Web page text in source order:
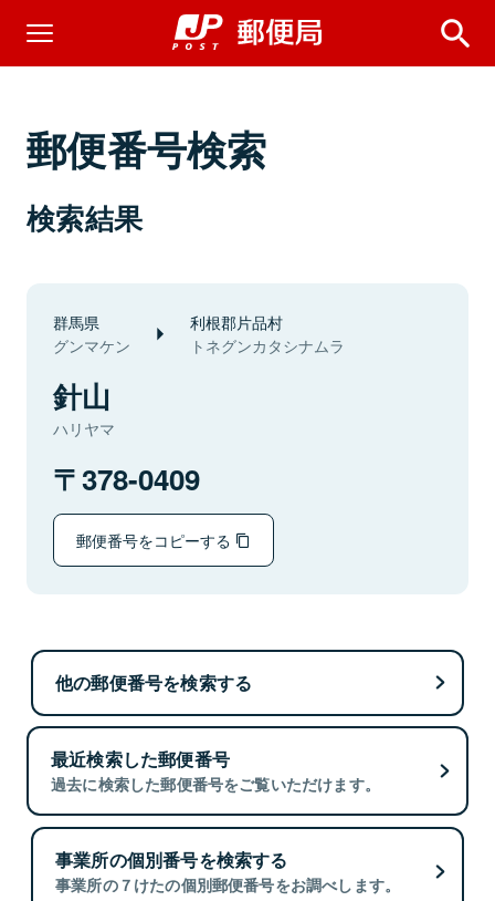
郵便番号検索
検索結果
群馬県
グンマケン
利根郡片品村
トネグンカタシナムラ
針山
ハリヤマ
378-0409
郵便番号をコピーする
他の郵便番号を検索する
最近検索した郵便番号
過去に検索した郵便番号をご覧いただけます。
事業所の個別番号を検索する
事業所の７けたの個別郵便番号をお調べします。